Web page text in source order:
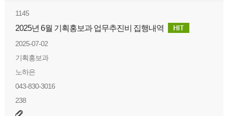
1145
2025년 6월 기획홍보과 업무추진비 집행내역
2025-07-02
기획홍보과
노하은
043-830-3016
238